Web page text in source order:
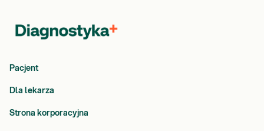
Pacjent
Dla lekarza
Strona korporacyjna